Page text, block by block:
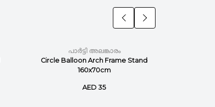
പാർട്ടി അലങ്കാരം
Circle Balloon Arch Frame Stand
160x70cm
AED 35